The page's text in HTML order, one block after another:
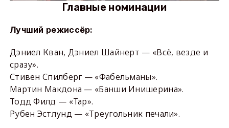
Главные номинации
Лучший режиссёр:
Дэниел Кван, Дэниел Шайнерт — «Всё, везде и
сразу».
Стивен Спилберг — «Фабельманы».
Мартин Макдона — «Банши Инишерина».
Тодд Филд — «Тар».
Рубен Эстлунд — «Треугольник печали».